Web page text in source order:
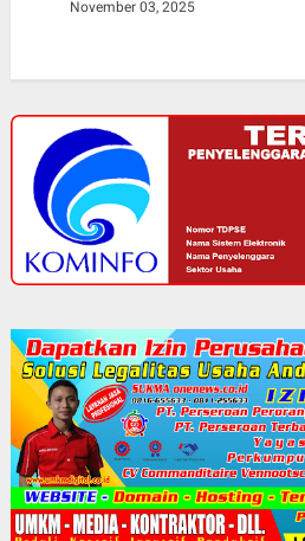
November 03, 2025